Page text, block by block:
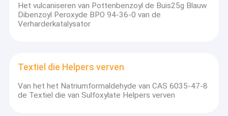
Het vulcaniseren van Pottenbenzoyl de Buis25g Blauw
Dibenzoyl Peroxyde BPO 94-36-0 van de
Verharderkatalysator
Textiel die Helpers verven
Van het het Natriumformaldehyde van CAS 6035-47-8
de Textiel die van Sulfoxylate Helpers verven